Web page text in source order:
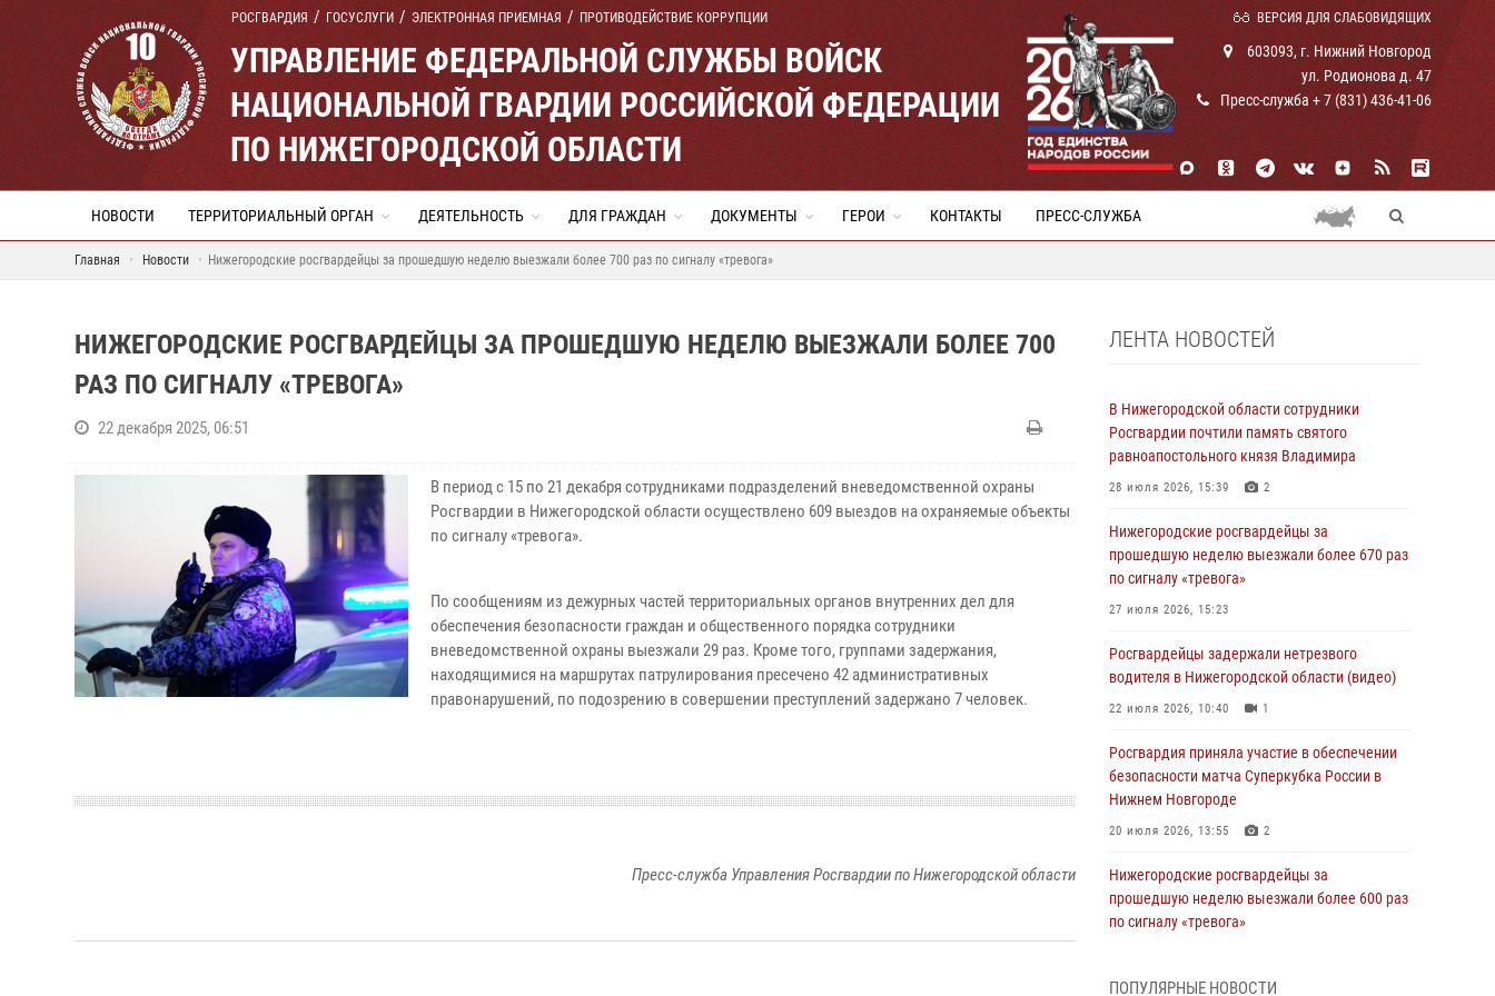
РОСГВАРДИЯ ГОСУСЛУГИ ЭЛЕКТРОННАЯ ПРИЕМНАЯ ПРОТИВОДЕЙСТВИЕ КОРРУПЦИИ ВЕРСИЯ ДЛЯ СЛАБОВИДЯЩИХ
УПРАВЛЕНИЕ ФЕДЕРАЛЬНОЙ СЛУЖБЫ ВОЙСК
НАЦИОНАЛЬНОЙ ГВАРДИИ РОССИЙСКОЙ ФЕДЕРАЦИИ
ПО НИЖЕГОРОДСКОЙ ОБЛАСТИ
603093, г. Нижний Новгород
ул. Родионова д. 47
Пресс-служба + 7 (831) 436-41-06
НОВОСТИ ТЕРРИТОРИАЛЬНЫЙ ОРГАН ДЕЯТЕЛЬНОСТЬ ДЛЯ ГРАЖДАН ДОКУМЕНТЫ ГЕРОИ КОНТАКТЫ ПРЕСС-СЛУЖБА
Главная Новости Нижегородские росгвардейцы за прошедшую неделю выезжали более 700 раз по сигналу «тревога»
НИЖЕГОРОДСКИЕ РОСГВАРДЕЙЦЫ ЗА ПРОШЕДШУЮ НЕДЕЛЮ ВЫЕЗЖАЛИ БОЛЕЕ 700
РАЗ ПО СИГНАЛУ «ТРЕВОГА»
22 декабря 2025, 06:51
В период с 15 по 21 декабря сотрудниками подразделений вневедомственной охраны
Росгвардии в Нижегородской области осуществлено 609 выездов на охраняемые объекты
по сигналу «тревога».
По сообщениям из дежурных частей территориальных органов внутренних дел для
обеспечения безопасности граждан и общественного порядка сотрудники
вневедомственной охраны выезжали 29 раз. Кроме того, группами задержания,
находящимися на маршрутах патрулирования пресечено 42 административных
правонарушений, по подозрению в совершении преступлений задержано 7 человек.
Пресс-служба Управления Росгвардии по Нижегородской области
ЛЕНТА НОВОСТЕЙ
В Нижегородской области сотрудники
Росгвардии почтили память святого
равноапостольного князя Владимира
28 июля 2026, 15:39 2
Нижегородские росгвардейцы за
прошедшую неделю выезжали более 670 раз
по сигналу «тревога»
27 июля 2026, 15:23
Росгвардейцы задержали нетрезвого
водителя в Нижегородской области (видео)
22 июля 2026, 10:40 1
Росгвардия приняла участие в обеспечении
безопасности матча Суперкубка России в
Нижнем Новгороде
20 июля 2026, 13:55 2
Нижегородские росгвардейцы за
прошедшую неделю выезжали более 600 раз
по сигналу «тревога»
ПОПУЛЯРНЫЕ НОВОСТИ